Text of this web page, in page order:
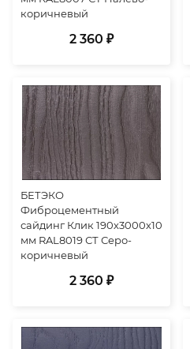
коричневый
2 360 ₽
БЕТЭКО
Фиброцементный
сайдинг Клик 190х3000х10
мм RAL8019 СТ Серо-
коричневый
2 360 ₽